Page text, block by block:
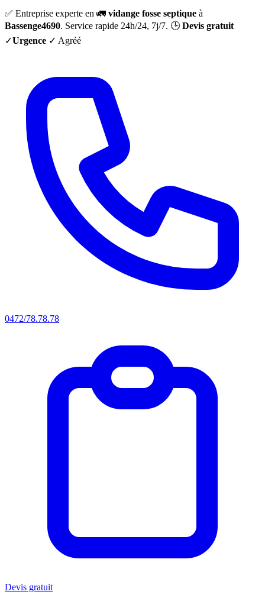
✅ Entreprise experte en 🚛 vidange fosse septique à
Bassenge4690. Service rapide 24h/24, 7j/7. 🕒 Devis gratuit
✓Urgence ✓ Agréé
0472/78.78.78
Devis gratuit